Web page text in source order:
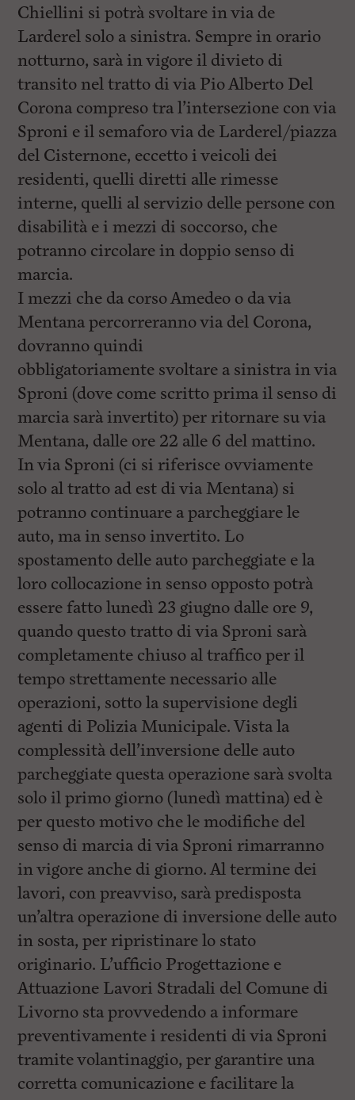
Chiellini si potrà svoltare in via de
Larderel solo a sinistra. Sempre in orario
notturno, sarà in vigore il divieto di
transito nel tratto di via Pio Alberto Del
Corona compreso tra l’intersezione con via
Sproni e il semaforo via de Larderel/piazza
del Cisternone, eccetto i veicoli dei
residenti, quelli diretti alle rimesse
interne, quelli al servizio delle persone con
disabilità e i mezzi di soccorso, che
potranno circolare in doppio senso di
marcia.
I mezzi che da corso Amedeo o da via
Mentana percorreranno via del Corona,
dovranno quindi
obbligatoriamente svoltare a sinistra in via
Sproni (dove come scritto prima il senso di
marcia sarà invertito) per ritornare su via
Mentana, dalle ore 22 alle 6 del mattino.
In via Sproni (ci si riferisce ovviamente
solo al tratto ad est di via Mentana) si
potranno continuare a parcheggiare le
auto, ma in senso invertito. Lo
spostamento delle auto parcheggiate e la
loro collocazione in senso opposto potrà
essere fatto lunedì 23 giugno dalle ore 9,
quando questo tratto di via Sproni sarà
completamente chiuso al traffico per il
tempo strettamente necessario alle
operazioni, sotto la supervisione degli
agenti di Polizia Municipale. Vista la
complessità dell’inversione delle auto
parcheggiate questa operazione sarà svolta
solo il primo giorno (lunedì mattina) ed è
per questo motivo che le modifiche del
senso di marcia di via Sproni rimarranno
in vigore anche di giorno. Al termine dei
lavori, con preavviso, sarà predisposta
un’altra operazione di inversione delle auto
in sosta, per ripristinare lo stato
originario. L’ufficio Progettazione e
Attuazione Lavori Stradali del Comune di
Livorno sta provvedendo a informare
preventivamente i residenti di via Sproni
tramite volantinaggio, per garantire una
corretta comunicazione e facilitare la